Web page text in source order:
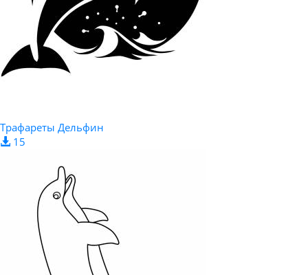
Трафареты Дельфин
15